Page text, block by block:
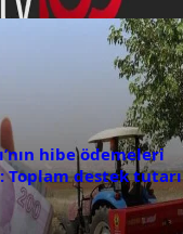
hibe ödemeleri
Toplam destek tutarı